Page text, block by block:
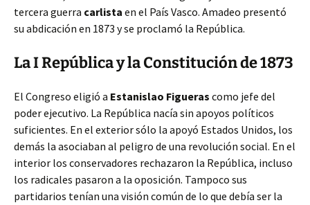
tercera guerra carlista en el País Vasco. Amadeo presentó
su abdicación en 1873 y se proclamó la República.
La I República y la Constitución de 1873
El Congreso eligió a Estanislao Figueras como jefe del
poder ejecutivo. La República nacía sin apoyos políticos
suficientes. En el exterior sólo la apoyó Estados Unidos, los
demás la asociaban al peligro de una revolución social. En el
interior los conservadores rechazaron la República, incluso
los radicales pasaron a la oposición. Tampoco sus
partidarios tenían una visión común de lo que debía ser la